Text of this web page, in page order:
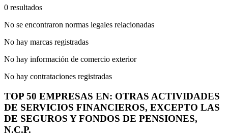
0 resultados
No se encontraron normas legales relacionadas
No hay marcas registradas
No hay información de comercio exterior
No hay contrataciones registradas
TOP 50 EMPRESAS EN: OTRAS ACTIVIDADES
DE SERVICIOS FINANCIEROS, EXCEPTO LAS
DE SEGUROS Y FONDOS DE PENSIONES,
N.C.P.